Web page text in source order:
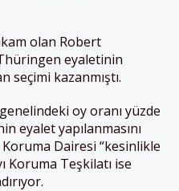
olan Robert
eyaletinin
seçimi kazanmıştı.
oy oranı yüzde
eyalet yapılanmasını
Dairesi “kesinlikle
Koruma Teşkilatı ise